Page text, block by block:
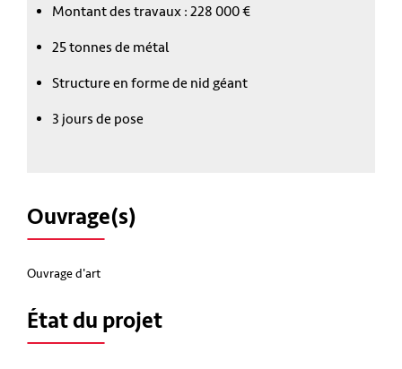
Montant des travaux : 228 000 €
25 tonnes de métal
Structure en forme de nid géant
3 jours de pose
Ouvrage(s)
Ouvrage d'art
État du projet